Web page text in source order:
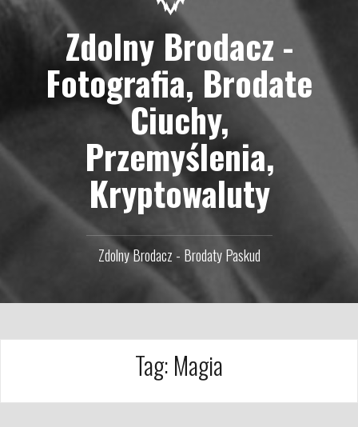
Zdolny Brodacz -
Fotografia, Brodate
Ciuchy,
Przemyślenia,
Kryptowaluty
Zdolny Brodacz - Brodaty Paskud
Tag: Magia